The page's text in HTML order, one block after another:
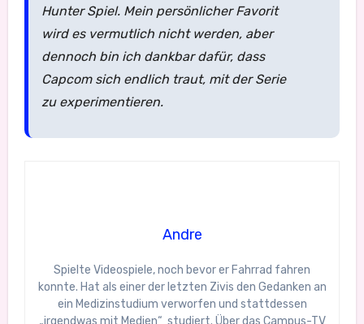
Hunter Spiel. Mein persönlicher Favorit
wird es vermutlich nicht werden, aber
dennoch bin ich dankbar dafür, dass
Capcom sich endlich traut, mit der Serie
zu experimentieren.
Andre
Spielte Videospiele, noch bevor er Fahrrad fahren
konnte. Hat als einer der letzten Zivis den Gedanken an
ein Medizinstudium verworfen und stattdessen
„irgendwas mit Medien“ studiert. Über das Campus-TV